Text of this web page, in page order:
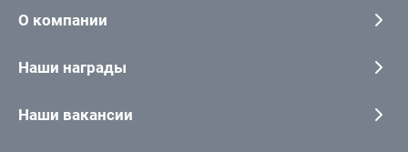
О компании
Наши награды
Наши вакансии